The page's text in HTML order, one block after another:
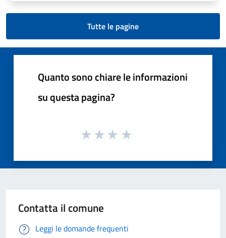
Tutte le pagine
Quanto sono chiare le informazioni
su questa pagina?
Contatta il comune
Leggi le domande frequenti